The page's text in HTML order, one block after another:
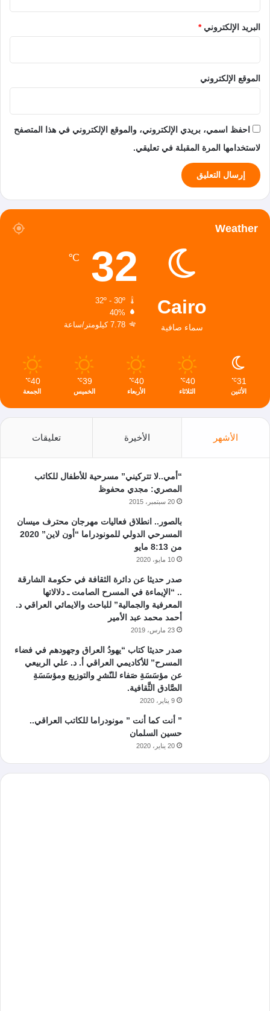
البريد الإلكتروني*
الموقع الإلكتروني
احفظ اسمي، بريدي الإلكتروني، والموقع الإلكتروني في هذا المتصفح
لاستخدامها المرة المقبلة في تعليقي.
Weather
Cairo
سماء صافية
32
℃
32º - 30º
40%
7.78 كيلومتر/ساعة
31
℃
الأثنين
40
℃
الثلاثاء
40
℃
الأربعاء
39
℃
الخميس
40
℃
الجمعة
الأشهر الأخيرة تعليقات
“أمي..لا تتركيني” مسرحية للأطفال للكاتب
المصري: مجدي محفوظ
20 سبتمبر، 2015
بالصور.. انطلاق فعاليات مهرجان محترف ميسان
المسرحي الدولي للمونودراما “أون لاين” 2020
من 8:13 مايو
10 مايو، 2020
صدر حديثا عن دائرة الثقافة في حكومة الشارقة
.. “الإيماءة في المسرح الصامت ـ دلالاتها
المعرفية والجمالية” للباحث والايمائي العراقي د.
أحمد محمد عبد الأمير
23 مارس، 2019
صدر حديثا كتاب “يهودُ العراق وجهودهم في فضاء
المسرح” للأكاديمي العراقي أ. د. علي الربيعي
عن مؤسَسَةِ صَفاء للنّشرِ والتوزيع ومؤسَسَةِ
الصَّادق الثَّقافية.
9 يناير، 2020
” أنت كما أنت ” مونودراما للكاتب العراقي..
حسين السلمان
20 يناير، 2020